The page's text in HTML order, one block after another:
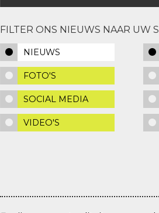
FILTER ONS NIEUWS NAAR UW
NIEUWS
FOTO'S
SOCIAL MEDIA
VIDEO'S